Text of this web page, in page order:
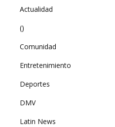
Actualidad
()
Comunidad
Entretenimiento
Deportes
DMV
Latin News